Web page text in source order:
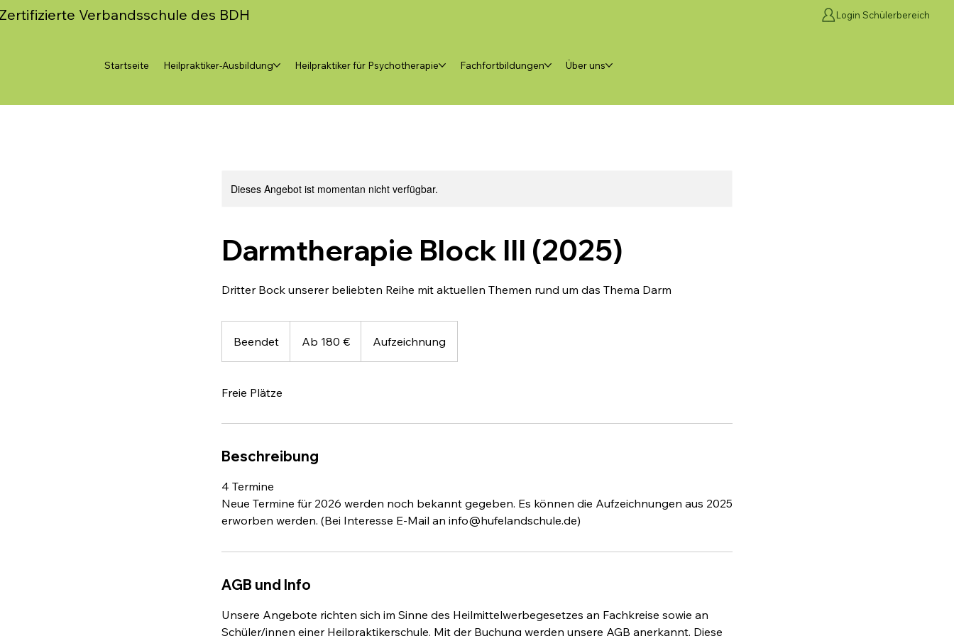
Verbandsschule des BDH Login Schülerbereich
Startseite Heilpraktiker-Ausbildung Heilpraktiker für Psychotherapie Fachfortbildungen Über uns
Dieses Angebot ist momentan nicht verfügbar.
Darmtherapie Block III (2025)
Dritter Bock unserer beliebten Reihe mit aktuellen Themen rund um das Thema Darm
Beendet
e
n
e
EuroAb 180 € Aufzeichnung
Freie Plätze
Beschreibung
4 Termine
Neue Termine für 2026 werden noch bekannt gegeben. Es können die Aufzeichnungen aus 2025
erworben werden. (Bei Interesse E-Mail an info@hufelandschule.de)
AGB und Info
Unsere Angebote richten sich im Sinne des Heilmittelwerbegesetzes an Fachkreise sowie an
Schüler/innen einer Heilpraktikerschule. Mit der Buchung werden unsere AGB anerkannt. Diese